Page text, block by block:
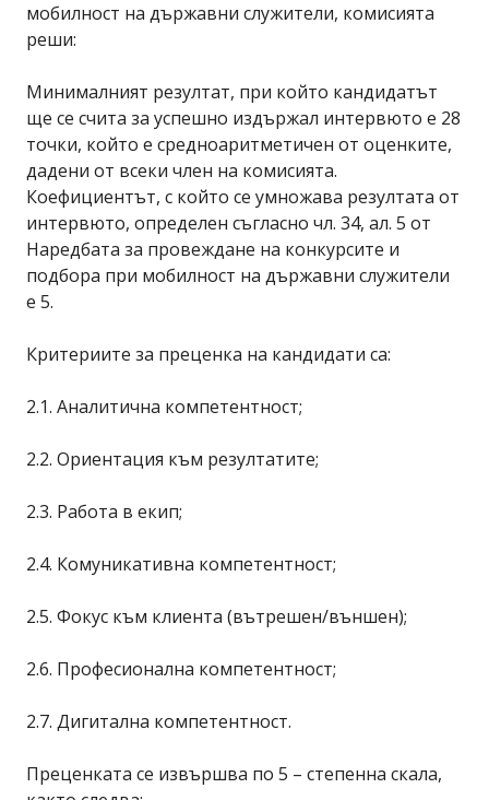
мобилност на държавни служители, комисията
реши:
Минималният резултат, при който кандидатът
ще се счита за успешно издържал интервюто е 28
точки, който е средноаритметичен от оценките,
дадени от всеки член на комисията.
Коефициентът, с който се умножава резултата от
интервюто, определен съгласно чл. 34, ал. 5 от
Наредбата за провеждане на конкурсите и
подбора при мобилност на държавни служители
е 5.
Критериите за преценка на кандидати са:
2.1. Аналитична компетентност;
2.2. Ориентация към резултатите;
2.3. Работа в екип;
2.4. Комуникативна компетентност;
2.5. Фокус към клиента (вътрешен/външен);
2.6. Професионална компетентност;
2.7. Дигитална компетентност.
Преценката се извършва по 5 – степенна скала,